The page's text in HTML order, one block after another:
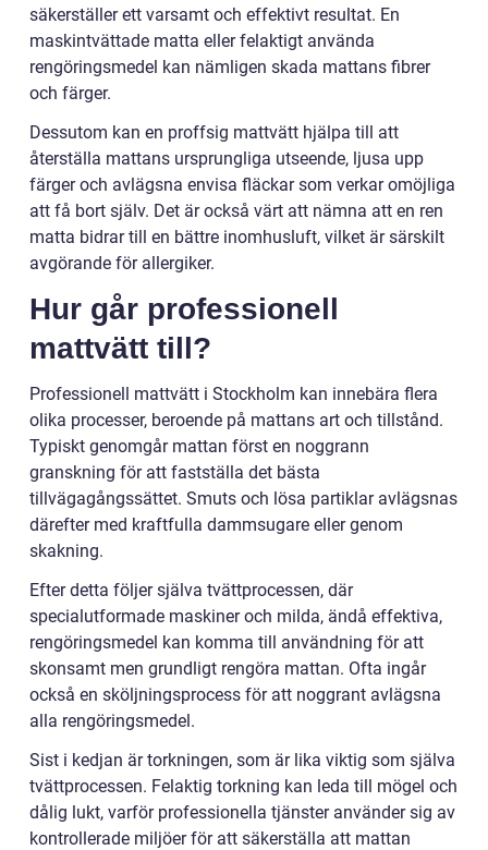
säkerställer ett varsamt och effektivt resultat. En
maskintvättade matta eller felaktigt använda
rengöringsmedel kan nämligen skada mattans fibrer
och färger.
Dessutom kan en proffsig mattvätt hjälpa till att
återställa mattans ursprungliga utseende, ljusa upp
färger och avlägsna envisa fläckar som verkar omöjliga
att få bort själv. Det är också värt att nämna att en ren
matta bidrar till en bättre inomhusluft, vilket är särskilt
avgörande för allergiker.
Hur går professionell
mattvätt till?
Professionell mattvätt i Stockholm kan innebära flera
olika processer, beroende på mattans art och tillstånd.
Typiskt genomgår mattan först en noggrann
granskning för att fastställa det bästa
tillvägagångssättet. Smuts och lösa partiklar avlägsnas
därefter med kraftfulla dammsugare eller genom
skakning.
Efter detta följer själva tvättprocessen, där
specialutformade maskiner och milda, ändå effektiva,
rengöringsmedel kan komma till användning för att
skonsamt men grundligt rengöra mattan. Ofta ingår
också en sköljningsprocess för att noggrant avlägsna
alla rengöringsmedel.
Sist i kedjan är torkningen, som är lika viktig som själva
tvättprocessen. Felaktig torkning kan leda till mögel och
dålig lukt, varför professionella tjänster använder sig av
kontrollerade miljöer för att säkerställa att mattan